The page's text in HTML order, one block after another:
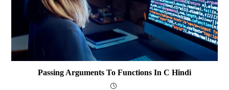
Passing Arguments To Functions In C Hindi